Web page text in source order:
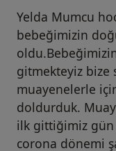
Yelda Mumcu
bebeğimizin
gitmekteyiz bize
muayenelerle
doldurduk.
ilk gittiğimiz
corona dönemi